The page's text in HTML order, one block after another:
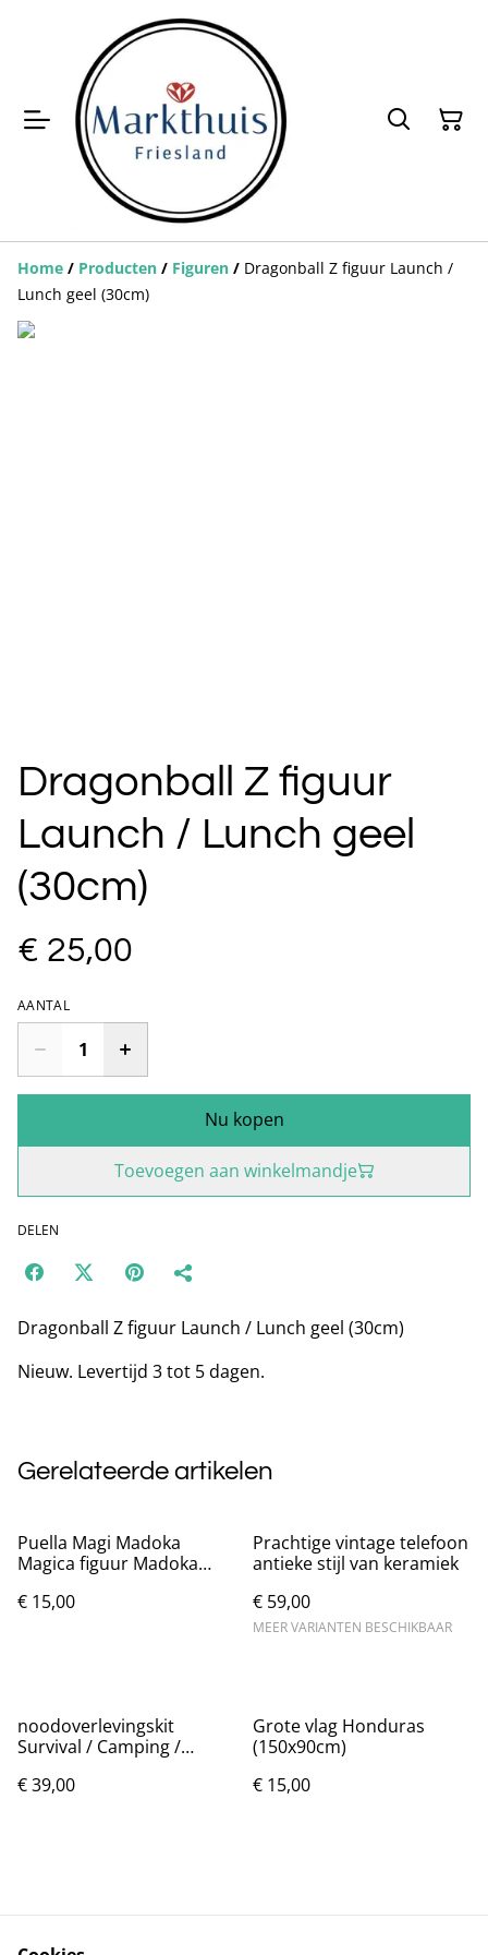
Home / Producten / Figuren / Dragonball Z figuur Launch /
Lunch geel (30cm)
Dragonball Z figuur
Launch / Lunch geel
(30cm)
€ 25,00
AANTAL
Nu kopen
Toevoegen aan winkelmandje
DELEN
Dragonball Z figuur Launch / Lunch geel (30cm)
Nieuw. Levertijd 3 tot 5 dagen.
Gerelateerde artikelen
Puella Magi Madoka
Magica figuur Madoka
€ 15,00
Prachtige vintage telefoon
antieke stijl van keramiek
€ 59,00
MEER VARIANTEN BESCHIKBAAR
noodoverlevingskit
Survival / Camping /
€ 39,00
Grote vlag Honduras
(150x90cm)
€ 15,00